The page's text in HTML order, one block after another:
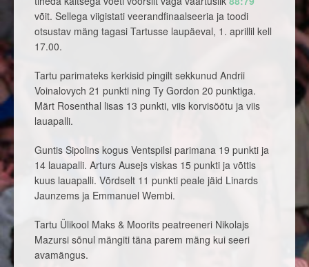
võit. Sellega viigistati veerandfinaalseeria ja toodi
otsustav mäng tagasi Tartusse laupäeval, 1. aprillil kell
17.00.
Tartu parimateks kerkisid pingilt sekkunud Andrii
Voinalovych 21 punkti ning Ty Gordon 20 punktiga.
Märt Rosenthal lisas 13 punkti, viis korvisöötu ja viis
lauapalli.
Guntis Sipolins kogus Ventspilsi parimana 19 punkti ja
14 lauapalli. Arturs Ausejs viskas 15 punkti ja võttis
kuus lauapalli. Võrdselt 11 punkti peale jäid Linards
Jaunzems ja Emmanuel Wembi.
Tartu Ülikool Maks & Moorits peatreeneri Nikolajs
Mazursi sõnul mängiti täna parem mäng kui seeri
avamängus.